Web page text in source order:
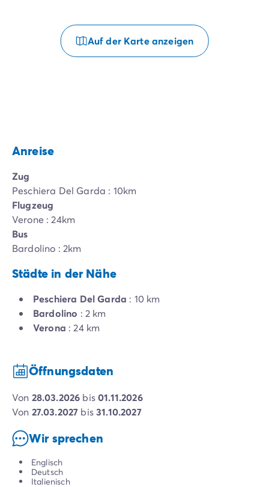
Auf der Karte anzeigen
Anreise
Zug
Peschiera Del Garda : 10km
Flugzeug
Verone : 24km
Bus
Bardolino : 2km
Städte in der Nähe
Peschiera Del Garda : 10 km
Bardolino : 2 km
Verona : 24 km
Öffnungsdaten
von 28.03.2026 bis01.11.2026
von 27.03.2027 bis31.10.2027
Wir sprechen
Englisch
Deutsch
Italienisch